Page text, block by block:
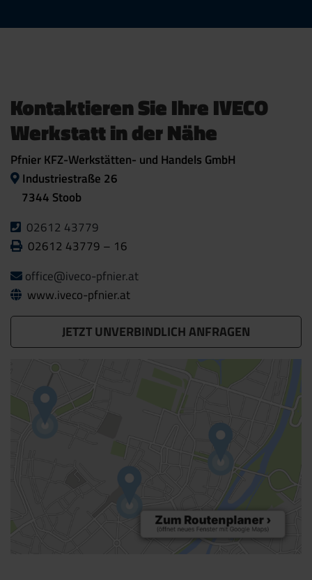
Kontaktieren Sie Ihre IVECO
Werkstatt in der Nähe
Pfnier KFZ-Werkstätten- und Handels GmbH
Industriestraße 26
7344 Stoob
02612 43779
02612 43779 – 16
office@iveco-pfnier.at
www.iveco-pfnier.at
JETZT UNVERBINDLICH ANFRAGEN